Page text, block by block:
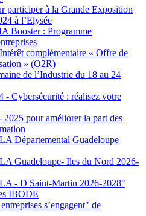
participer à la Grande Exposition
à l’Elysée
Booster : Programme
complémentaire « Offre de
» (O2R)
de l’Industrie du 18 au 24
- Cybersécurité : réalisez votre
2025 pour améliorer la part des
Départemental Guadeloupe
Guadeloupe- Iles du Nord 2026-
- D Saint-Martin 2026-2028"
IBODE
s’engagent" de